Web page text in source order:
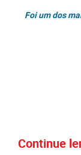
Foi um dos
Continue